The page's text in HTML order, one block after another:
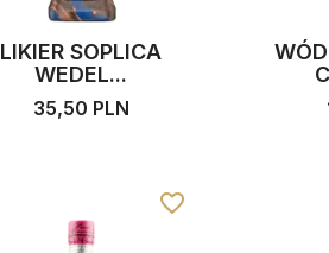
LIKIER SOPLICA
WEDEL...
35,50 PLN
favorite_border